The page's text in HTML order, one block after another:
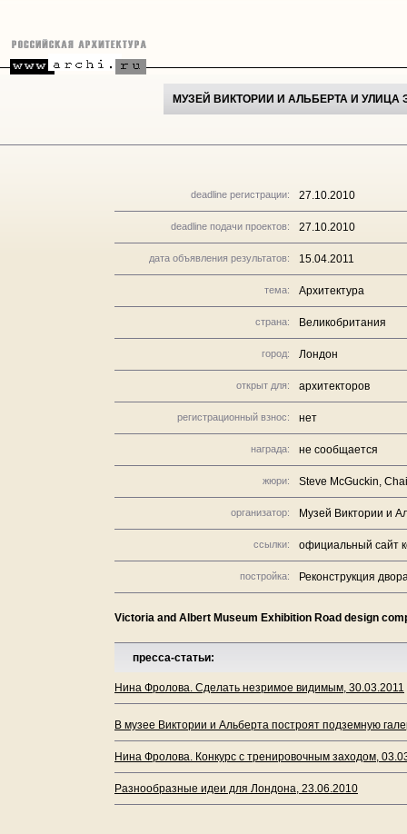
МУЗЕЙ ВИКТОРИИ И АЛЬБЕРТА И
deadline регистрации: 27.10.2010
deadline подачи проектов: 27.10.2010
дата объявления результатов: 15.04.2011
тема: Архитектура
страна: Великобритания
город: Лондон
открыт для: архитекторов
регистрационный взнос: нет
награда: не сообщается
жюри: Steve McGuckin,
организатор: Музей Виктории и
ссылки: официальный сайт
постройка: Реконструкция
Victoria and Albert Museum Exhibition Road design
пресса-статьи:
Нина Фролова. Сделать незримое видимым, 30.03.2011
В музее Виктории и Альберта построят подземную
Нина Фролова. Конкурс с тренировочным заходом,
Разнообразные идеи для Лондона, 23.06.2010